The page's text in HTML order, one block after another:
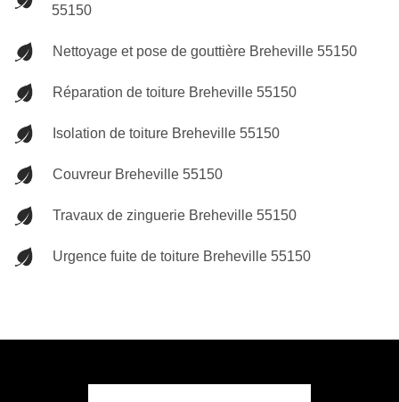
55150
Nettoyage et pose de gouttière Breheville 55150
Réparation de toiture Breheville 55150
Isolation de toiture Breheville 55150
Couvreur Breheville 55150
Travaux de zinguerie Breheville 55150
Urgence fuite de toiture Breheville 55150